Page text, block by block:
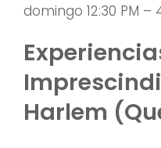
domingo 12:30 PM –
Harlem